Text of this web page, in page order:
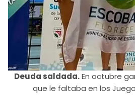
Deuda saldada.En octubre
que le faltaba en los